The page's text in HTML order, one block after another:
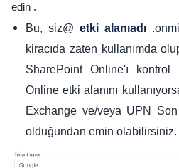
edin .
Bu, siz@ etki alanıadı
kiracıda zaten kullanımda
SharePoint Online'ı
Online etki alanını
Exchange ve/veya UPN
olduğundan emin olabilirsiniz.